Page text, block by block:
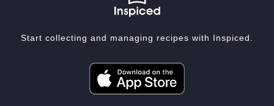
Start collecting and managing recipes with Inspiced.